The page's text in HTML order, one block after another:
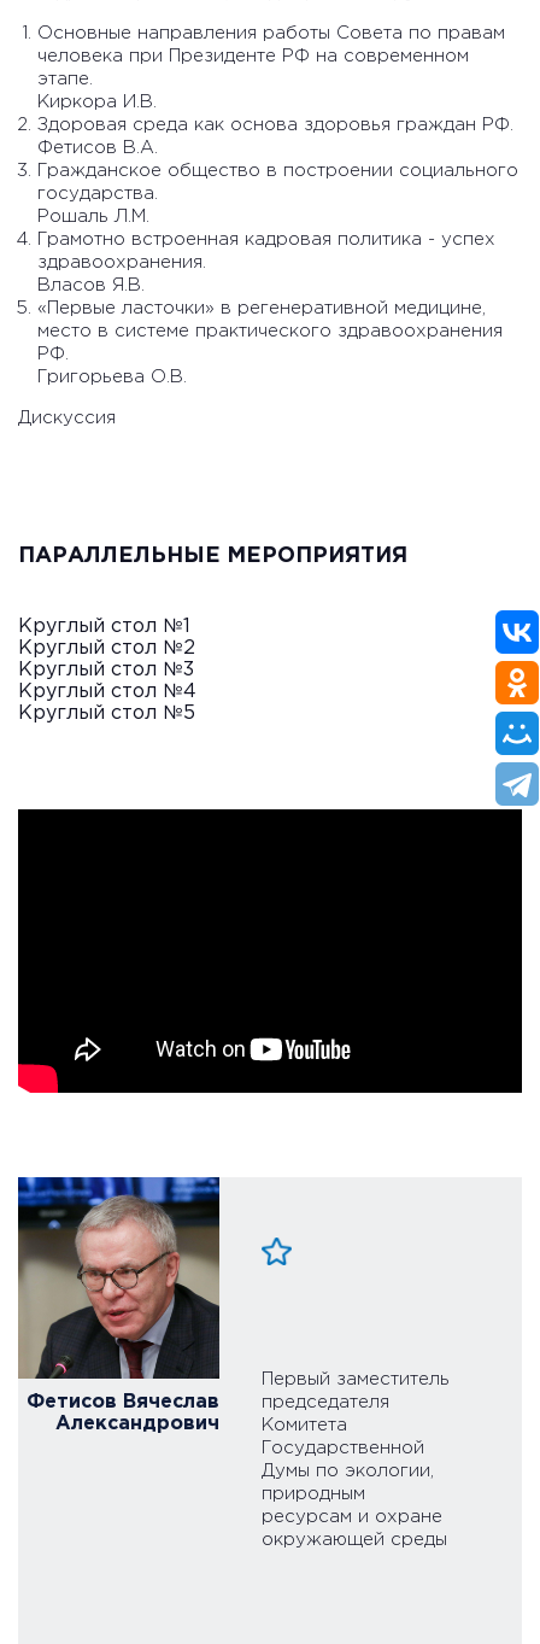
Основные направления работы Совета по правам
человека при Президенте РФ на современном
этапе.
Киркора И.В.
Здоровая среда как основа здоровья граждан РФ.
Фетисов В.А.
Гражданское общество в построении социального
государства.
Рошаль Л.М.
Грамотно встроенная кадровая политика - успех
здравоохранения.
Власов Я.В.
«Первые ласточки» в регенеративной медицине,
место в системе практического здравоохранения
РФ.
Григорьева О.В.
Дискуссия
ПАРАЛЛЕЛЬНЫЕ МЕРОПРИЯТИЯ
Круглый стол №1
Круглый стол №2
Круглый стол №3
Круглый стол №4
Круглый стол №5
Фетисов Вячеслав
Александрович
Первый заместитель
председателя
Комитета
Государственной
Думы по экологии,
природным
ресурсам и охране
окружающей среды